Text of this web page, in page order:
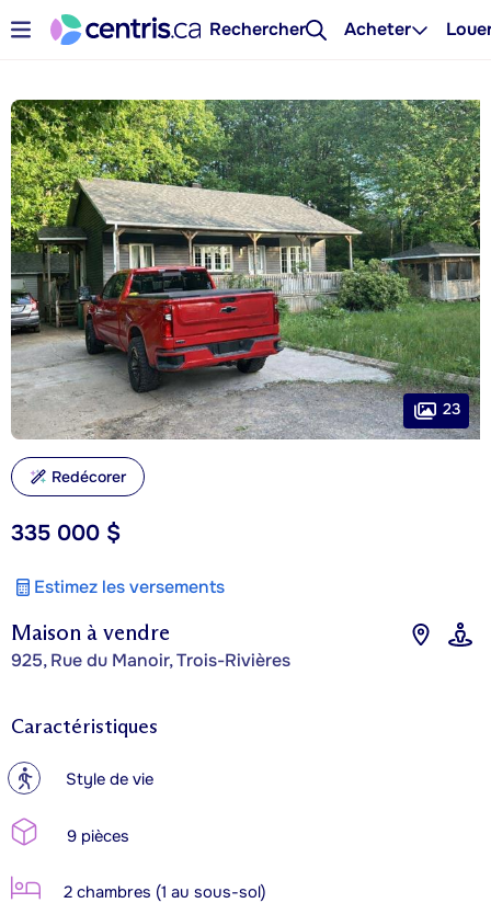
Rechercher Acheter
Maison à vendre
925, Rue du Manoir, Trois-Rivières
335 000 $
Estimez les versements
23
Redécorer
Caractéristiques
? Style de vie
9 pièces
2 chambres (1 au sous-sol)